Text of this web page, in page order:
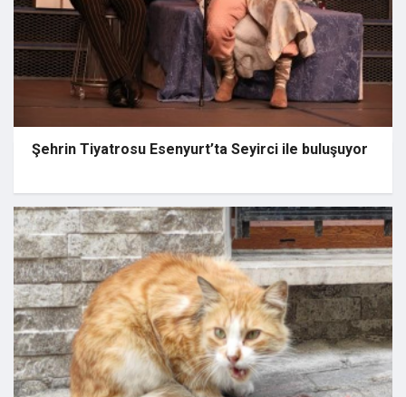
Şehrin Tiyatrosu Esenyurt’ta Seyirci ile buluşuyor